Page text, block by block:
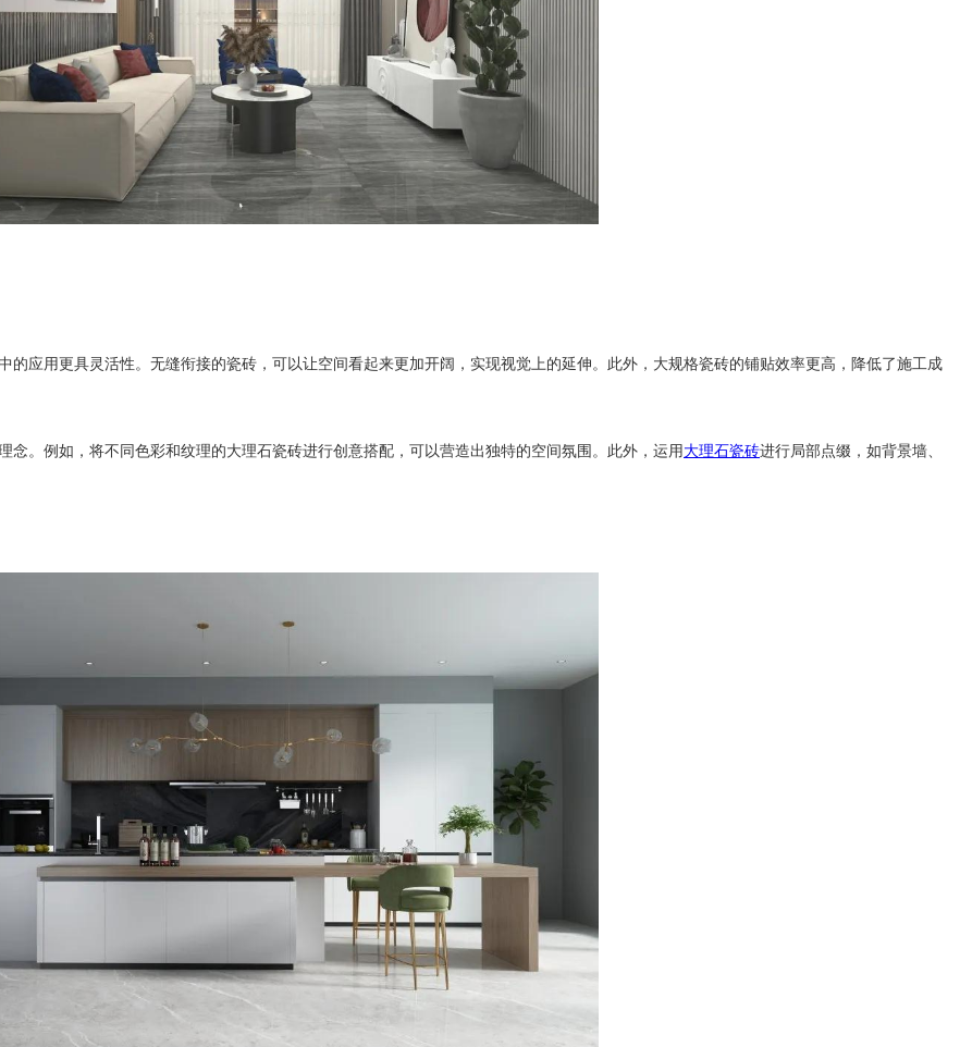
的应用更具灵活性。无缝衔接的瓷砖，可以让空间看起来更加开阔，实现视觉上的延伸。此外，大规格瓷砖的铺贴效率更高，降低了施工成
念。例如，将不同色彩和纹理的大理石瓷砖进行创意搭配，可以营造出独特的空间氛围。此外，运用大理石瓷砖进行局部点缀，如背景墙、